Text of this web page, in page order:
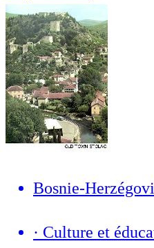
Bosnie-
· Culture et